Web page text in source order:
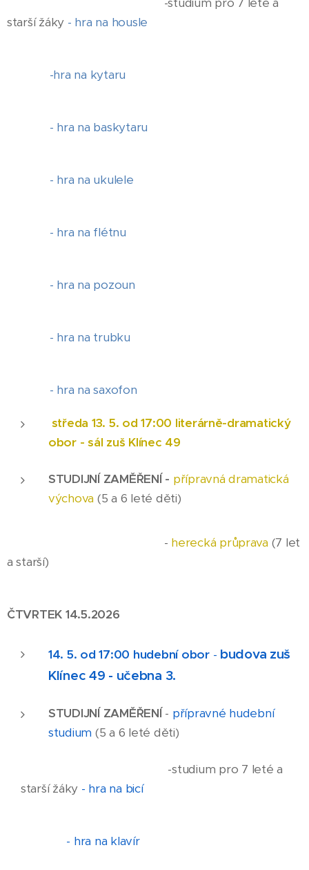
starší žáky - hra na housle
-hra na kytaru
- hra na baskytaru
- hra na ukulele
- hra na flétnu
- hra na pozoun
- hra na trubku
- hra na saxofon
středa 13. 5. od 17:00 literárně-dramatický
obor - sál zuš Klínec 49
STUDIJNÍ ZAMĚŘENÍ - přípravná dramatická
výchova (5 a 6 leté děti)
- herecká průprava (7 let
a starší)
ČTVRTEK 14.5.2026
14. 5. od 17:00 hudební obor - budova zuš
Klínec 49 - učebna 3.
STUDIJNÍ ZAMĚŘENÍ - přípravné hudební
studium (5 a 6 leté děti)
-studium pro 7 leté a
starší žáky - hra na bicí
- hra na klavír